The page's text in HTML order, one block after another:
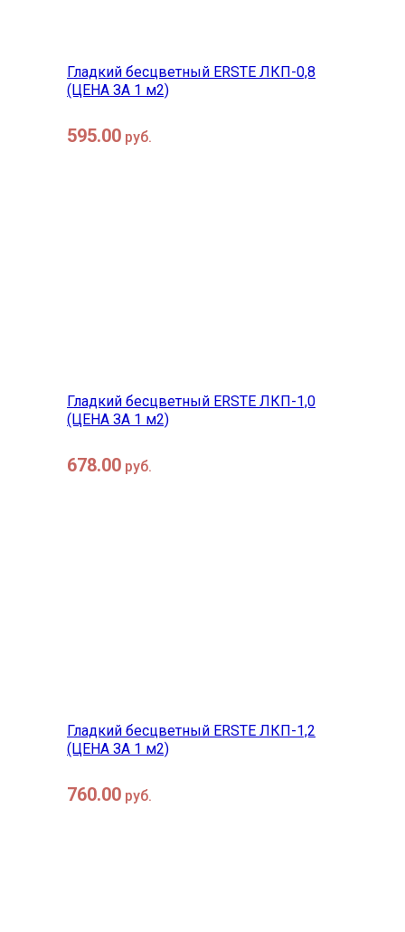
Гладкий бесцветный ERSTE ЛКП-0,8
(ЦЕНА ЗА 1 м2)
595.00 руб.
Гладкий бесцветный ERSTE ЛКП-1,0
(ЦЕНА ЗА 1 м2)
678.00 руб.
Гладкий бесцветный ERSTE ЛКП-1,2
(ЦЕНА ЗА 1 м2)
760.00 руб.